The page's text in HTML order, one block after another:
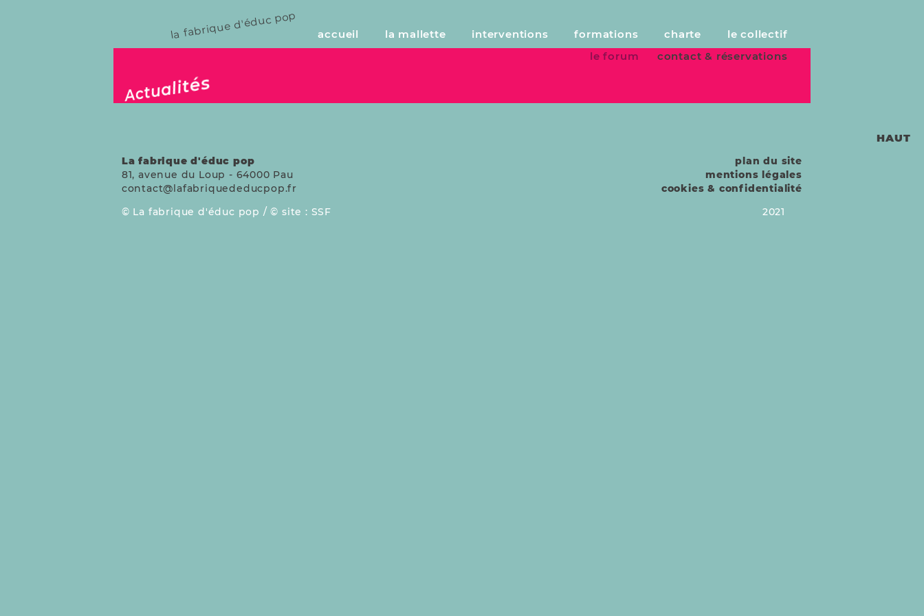
la fabrique d'éduc pop accueil la mallette interventions formations charte
le collectif
le forum
contact & réservations
Actualités
La fabrique d'éduc pop
81, avenue du Loup - 64000 Pau
contact@lafabriquededucpop.fr
plan du site
mentions légales
cookies & confidentialité
La fabrique d'éduc pop /
site : SSF 2021
HAUT